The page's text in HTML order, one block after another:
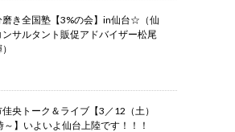
磨き全国塾【3%の会】in仙台☆（仙
ンサルタント販促アドバイザー松尾
央トーク＆ライブ【3／12（土）
～】いよいよ仙台上陸です！！！